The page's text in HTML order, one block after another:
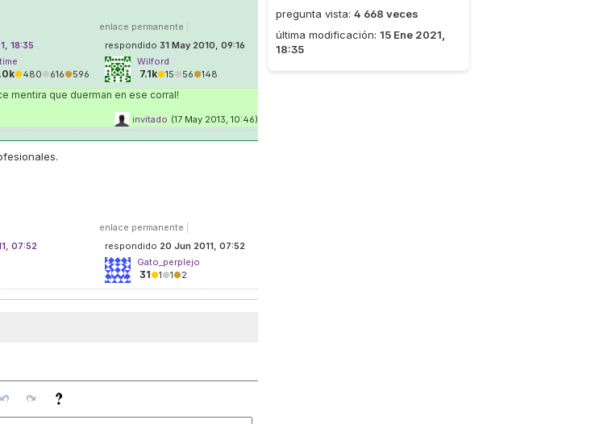
enlace permanente
respondido 31 May 2010, 09:16
Wilford
7.1k●15●56●148
18:35
●480●616●596
mentira que duerman en ese corral!
(17 May 2013, 10:46)
invitado
enlace permanente
respondido 20 Jun 2011, 07:52
Gato_perplejo
31●1●1●2
07:52
pregunta vista: 4 668 veces
última modificación: 15 Ene 2021,
18:35